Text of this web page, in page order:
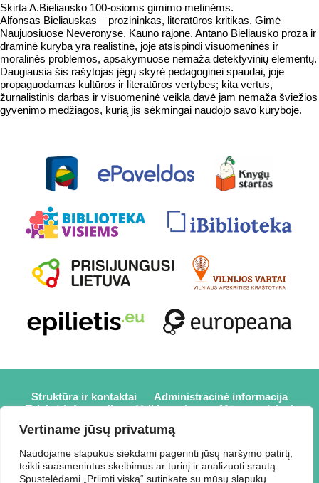
Vertiname jūsų privatumą
Naudojame slapukus siekdami pagerinti jūsų naršymo patirtį,
teikti suasmenintus skelbimus ar turinį ir analizuoti srautą.
Spustelėdami „Priimti viską“ sutinkate su mūsų slapukų
Skirta A.Bieliausko 100-osioms gimimo metinėms.
Alfonsas Bieliauskas – prozininkas, literatūros kritikas. Gimė
Naujuosiuose Neveronyse, Kauno rajone. Antano Bieliausko proza ir
draminė kūryba yra realistinė, joje atsispindi visuomeninės ir
moralinės problemos, apsakymuose nemaža detektyvinių elementų.
Daugiausia šis rašytojas jėgų skyrė pedagoginei spaudai, joje
propaguodamas kultūros ir literatūros vertybes; kita vertus,
žurnalistinis darbas ir visuomeninė veikla davė jam nemaža šviežios
gyvenimo medžiagos, kurią jis sėkmingai naudojo savo kūryboje.
Struktūra ir kontaktai
Administracinė informacija
Teisinė informacija
Veiklos sritys
Mūsų projektai
Karjera
Partneriai
Prisijungti
2026 © Elektrėnų savivaldybės viešoji biblioteka,